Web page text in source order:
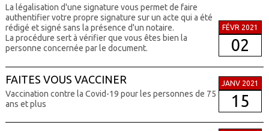
La légalisation d'une signature vous permet de faire
authentifier votre propre signature sur un acte qui a été
rédigé et signé sans la présence d'un notaire.
La procédure sert à vérifier que vous êtes bien la
personne concernée par le document.
FÉVR 2021
02
FAITES VOUS VACCINER
Vaccination contre la Covid-19 pour les personnes de 75
ans et plus
JANV 2021
15